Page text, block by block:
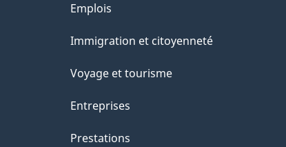
Thèmes
et
Emplois
Immigration et citoyenneté
Voyage et tourisme
Entreprises
Prestations